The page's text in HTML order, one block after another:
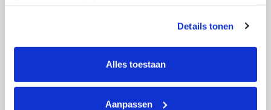
tonen. Je kunt je toestemming op elk moment wijzigen of
intrekken via Cookie instellingen onderaan de pagina. De
lijst met cookies is te vinden in het tabblad “details”.
Details tonen
Alles toestaan
Aanpassen